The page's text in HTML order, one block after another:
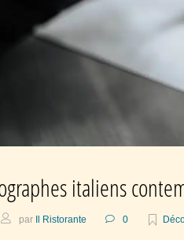
italiens
par Il Ristorante 0